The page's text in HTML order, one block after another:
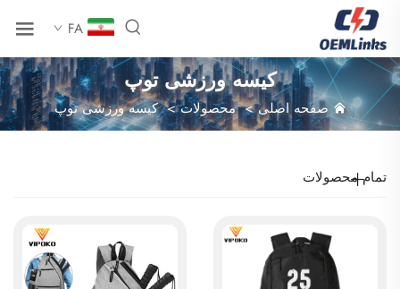
FA
کیسه ورزشی توپ
صفحه اصلی>محصولات>کیسه ورزشی توپ
تمام محصولات